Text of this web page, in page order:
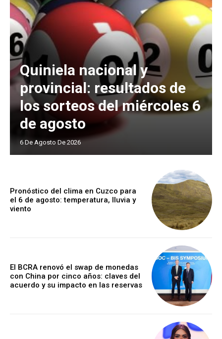
Quiniela nacional y
provincial: resultados de
los sorteos del miércoles 6
de agosto
6 De Agosto De 2026
Pronóstico del clima en Cuzco para
el 6 de agosto: temperatura, lluvia y
viento
El BCRA renovó el swap de monedas
con China por cinco años: claves del
acuerdo y su impacto en las reservas